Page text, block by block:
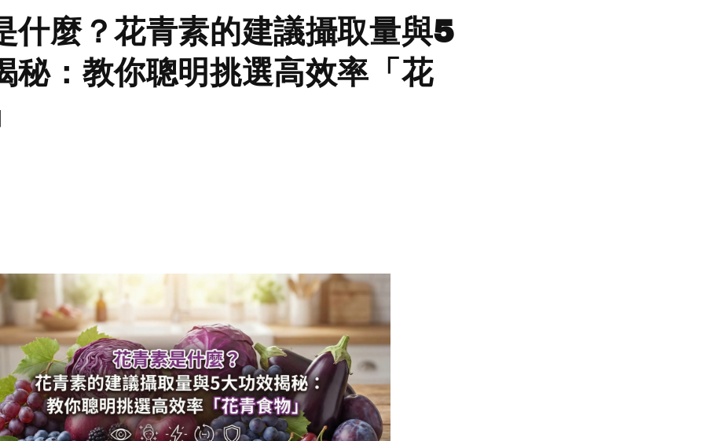
什麼？花青素的建議攝取量與5
秘：教你聰明挑選高效率「花